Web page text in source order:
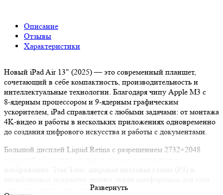
Описание
Отзывы
Характеристики
Новый iPad Air 13" (2025) — это современный планшет,
сочетающий в себе компактность, производительность и
интеллектуальные технологии. Благодаря чипу Apple M3 с
8‑ядерным процессором и 9‑ядерным графическим
ускорителем, iPad справляется с любыми задачами: от монтажа
4K‑видео и работы в нескольких приложениях одновременно
до создания цифрового искусства и работы с документами.
Большой дисплей Liquid Retina с разрешением 2732×2048
пикселей обеспечивает яркое, чёткое и насыщенное
даже при длительном использовании.
Развернуть